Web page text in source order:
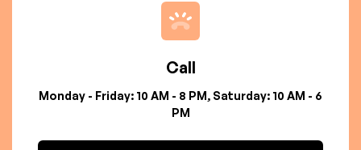
Call
Monday - Friday: 10 AM - 8 PM, Saturday: 10 AM - 6
PM